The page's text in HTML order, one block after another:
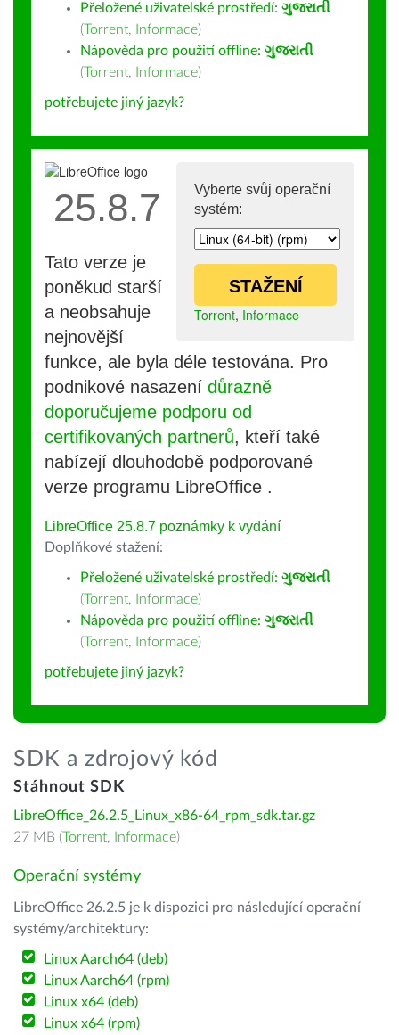
Přeložené uživatelské prostředí: ગુજરાતી
(Torrent, Informace)
Nápověda pro použití offline: ગુજરાતી
(Torrent, Informace)
potřebujete jiný jazyk?
Vyberte svůj operační
systém:
STAŽENÍ
Torrent, Informace
25.8.7
Tato verze je
poněkud starší
a neobsahuje
nejnovější
funkce, ale byla déle testována. Pro
podnikové nasazení důrazně
doporučujeme podporu od
certifikovaných partnerů, kteří také
nabízejí dlouhodobě podporované
verze programu LibreOffice .
LibreOffice 25.8.7 poznámky k vydání
Doplňkové stažení:
Přeložené uživatelské prostředí: ગુજરાતી
(Torrent, Informace)
Nápověda pro použití offline: ગુજરાતી
(Torrent, Informace)
potřebujete jiný jazyk?
SDK a zdrojový kód
Stáhnout SDK
LibreOffice_26.2.5_Linux_x86-64_rpm_sdk.tar.gz
27 MB (Torrent, Informace)
Operační systémy
LibreOffice 26.2.5 je k dispozici pro následující operační
systémy/architektury:
Linux Aarch64 (deb)
Linux Aarch64 (rpm)
Linux x64 (deb)
Linux x64 (rpm)